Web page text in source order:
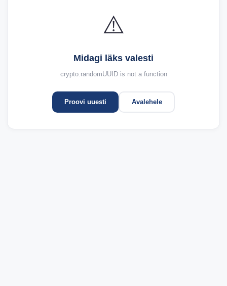
⚠️
Midagi läks valesti
crypto.randomUUID is not a function
Proovi uuesti Avalehele